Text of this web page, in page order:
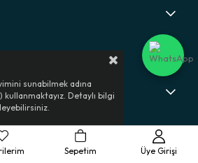
- Tüm Hakları Saklıdır.
sunabilmek adına
Detaylı bilgi
Sepetim Üye Girişi